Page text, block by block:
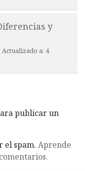
y
Actualizado a: 4
publicar un
el spam. Aprende